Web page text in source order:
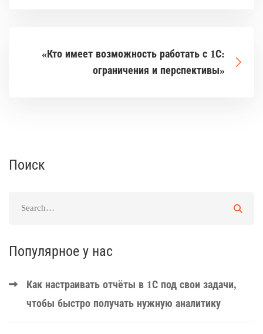
«Кто имеет возможность работать с 1С:
ограничения и перспективы»
Поиск
Популярное у нас
Как настраивать отчёты в 1С под свои задачи,
чтобы быстро получать нужную аналитику